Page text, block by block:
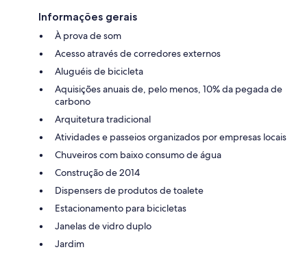
Informações gerais
À prova de som
Acesso através de corredores externos
Aluguéis de bicicleta
Aquisições anuais de, pelo menos, 10% da pegada de
carbono
Arquitetura tradicional
Atividades e passeios organizados por empresas locais
Chuveiros com baixo consumo de água
Construção de 2014
Dispensers de produtos de toalete
Estacionamento para bicicletas
Janelas de vidro duplo
Jardim